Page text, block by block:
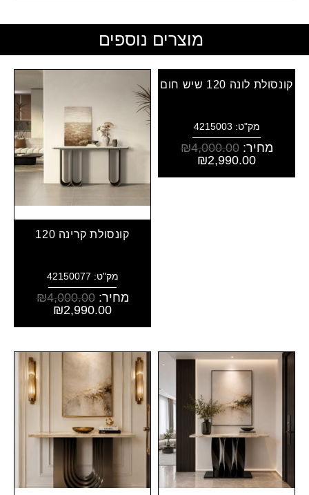
מוצרים נוספים
קונסולת לונה 120 שיש חום
מק"ט: 4215003
מחיר: ₪4,000.00
₪2,990.00
קונסולת קרינה 120
מק"ט: 42150077
מחיר: ₪4,000.00
₪2,990.00